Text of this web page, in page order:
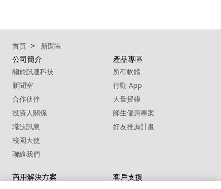
首頁 新聞室
公司簡介
關於訊連科技
新聞室
合作伙伴
投資人關係
職缺訊息
校園大使
聯絡我們
產品專區
所有軟體
行動 App
大量授權
師生優惠專案
好友推薦計畫
商用解決方案 客戶支援